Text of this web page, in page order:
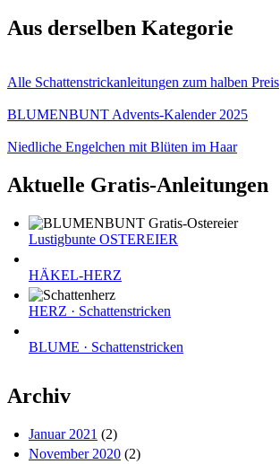
Aus derselben Kategorie
Alle Schattenstrickanleitungen zum halben Preis
BLUMENBUNT Advents-Kalender 2025
Niedliche Engelchen mit Blüten im Haar
Aktuelle Gratis-Anleitungen
Lustigbunte OSTEREIER
HÄKEL-HERZ
HERZ · Schattenstricken
BLUME · Schattenstricken
Archiv
Januar 2021 (2)
November 2020 (2)